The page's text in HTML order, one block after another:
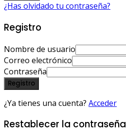
¿Has olvidado tu contraseña?
Registro
Nombre de usuario
Correo electrónico
Contraseña
Registro
¿Ya tienes una cuenta? Acceder
Restablecer la contraseña